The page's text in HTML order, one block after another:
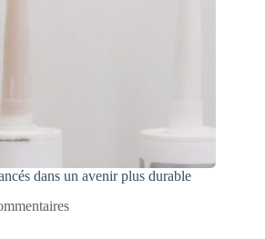
dans un avenir plus durable